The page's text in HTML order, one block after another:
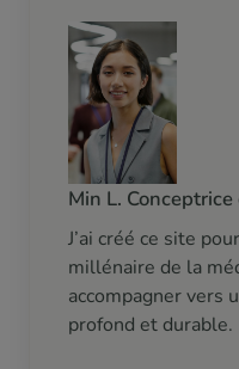
Min L. Conceptrice
J’ai créé ce site
millénaire de la
accompagner vers
profond et durable.